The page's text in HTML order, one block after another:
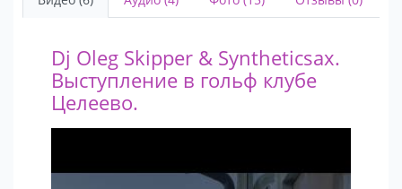
Dj Oleg Skipper & Syntheticsax.
Выступление в гольф клубе
Целеево.